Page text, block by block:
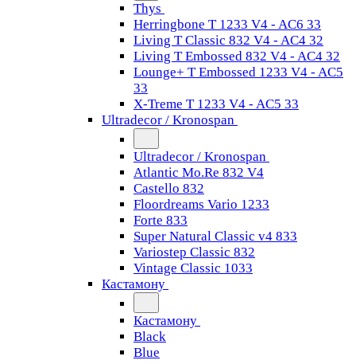
Thys
Herringbone T 1233 V4 - AC6 33
Living T Classic 832 V4 - AC4 32
Living T Embossed 832 V4 - AC4 32
Lounge+ T Embossed 1233 V4 - AC5
33
X-Treme T 1233 V4 - AC5 33
Ultradecor / Kronospan
Ultradecor / Kronospan
Atlantic Mo.Re 832 V4
Castello 832
Floordreams Vario 1233
Forte 833
Super Natural Classic v4 833
Variostep Classic 832
Vintage Classic 1033
Кастамону
Кастамону
Black
Blue